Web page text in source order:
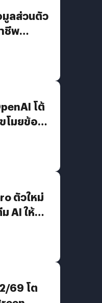
มูลส่วนตัว
ชีพ
กอร์
โต้
โมยข้อมูล
ตัวใหม่
AI ให้
69 โต